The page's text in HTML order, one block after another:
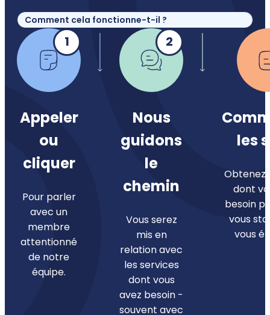
Comment cela fonctionne-t-il ?
1
Appeler
ou
cliquer
Pour parler
avec un
membre
attentionné
de notre
équipe.
2
Nous
guidons
le
chemin
Vous serez
mis en
relation avec
les services
dont vous
avez besoin -
souvent avec
les
Obtenez
dont
besoin
vous
vous